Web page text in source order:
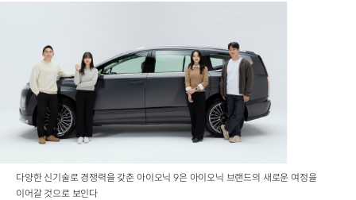
다양한 신기술로 경쟁력을 갖춘 아이오닉 9은 아이오닉 브랜드의 새로운 여정을
이어갈 것으로 보인다